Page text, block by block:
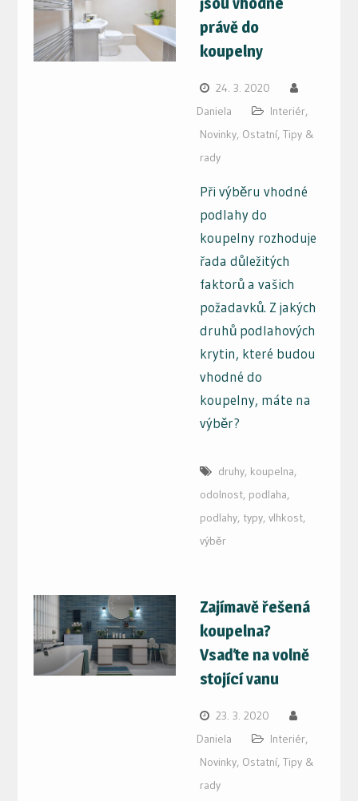
právě do
koupelny
24. 3. 2020
Daniela
Interiér,
Novinky, Ostatní,Tipy &
rady
Při výběru vhodné
podlahy do
koupelny rozhoduje
řada důležitých
faktorů a vašich
požadavků. Z jakých
druhů podlahových
krytin, které budou
vhodné do
koupelny, máte na
výběr?
druhy, koupelna,
odolnost, podlaha,
podlahy, typy,vlhkost,
výběr
Zajímavě řešená
koupelna?
Vsaďte na volně
stojící vanu
23. 3. 2020
Daniela
Interiér,
Novinky, Ostatní,Tipy &
rady